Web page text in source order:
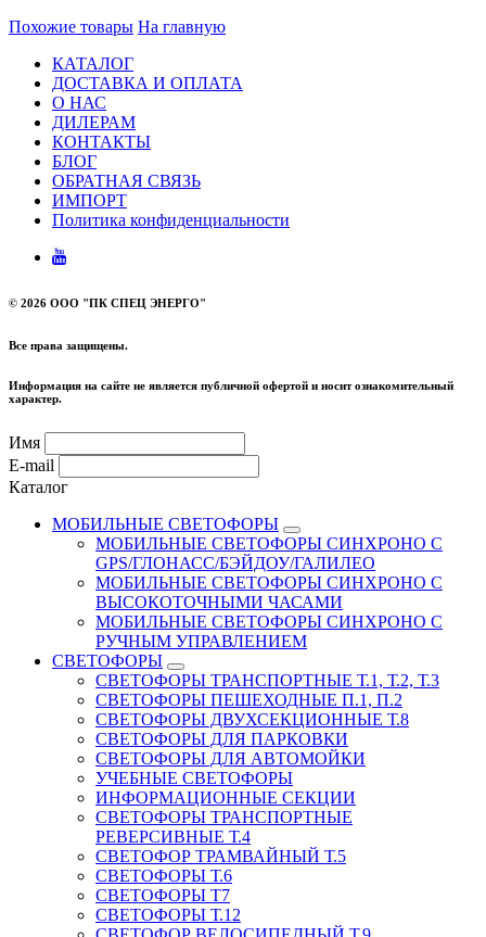
Похожие товары На главную
КАТАЛОГ
ДОСТАВКА И ОПЛАТА
О НАС
ДИЛЕРАМ
КОНТАКТЫ
БЛОГ
ОБРАТНАЯ СВЯЗЬ
ИМПОРТ
Политика конфиденциальности
© 2026 ООО "ПК СПЕЦ ЭНЕРГО"
Все права защищены.
Информация на сайте не является публичной офертой и носит ознакомительный
характер.
Имя
E-mail
Каталог
МОБИЛЬНЫЕ СВЕТОФОРЫ
МОБИЛЬНЫЕ СВЕТОФОРЫ СИНХРОНО С
GPS/ГЛОНАСС/БЭЙДОУ/ГАЛИЛЕО
МОБИЛЬНЫЕ СВЕТОФОРЫ СИНХРОНО С
ВЫСОКОТОЧНЫМИ ЧАСАМИ
МОБИЛЬНЫЕ СВЕТОФОРЫ СИНХРОНО С
РУЧНЫМ УПРАВЛЕНИЕМ
СВЕТОФОРЫ
СВЕТОФОРЫ ТРАНСПОРТНЫЕ Т.1, Т.2, Т.3
СВЕТОФОРЫ ПЕШЕХОДНЫЕ П.1, П.2
СВЕТОФОРЫ ДВУХСЕКЦИОННЫЕ Т.8
СВЕТОФОРЫ ДЛЯ ПАРКОВКИ
СВЕТОФОРЫ ДЛЯ АВТОМОЙКИ
УЧЕБНЫЕ СВЕТОФОРЫ
ИНФОРМАЦИОННЫЕ СЕКЦИИ
СВЕТОФОРЫ ТРАНСПОРТНЫЕ
РЕВЕРСИВНЫЕ Т.4
СВЕТОФОР ТРАМВАЙНЫЙ Т.5
СВЕТОФОРЫ Т.6
СВЕТОФОРЫ Т7
СВЕТОФОРЫ Т.12